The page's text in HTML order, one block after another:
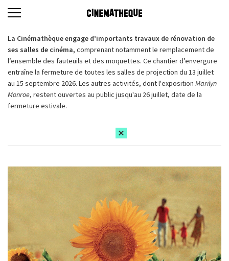
La Cinémathèque engage d’importants travaux de rénovation de
ses salles de cinéma, comprenant notamment le remplacement de
l’ensemble des fauteuils et des moquettes. Ce chantier d’envergure
entraîne la fermeture de toutes les salles de projection du 13 juillet
au 15 septembre 2026. Les autres activités, dont l'exposition Marilyn
Monroe, restent ouvertes au public jusqu'au 26 juillet, date de la
fermeture estivale.